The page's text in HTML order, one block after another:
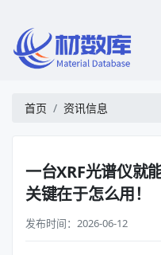
首页 资讯信息
一台XRF光谱仪就
关键在于怎么用！
发布时间：2026-06-12